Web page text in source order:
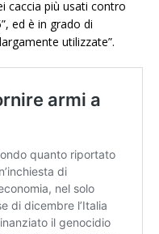
caccia più usati contro
ed è in grado di
utilizzate”.